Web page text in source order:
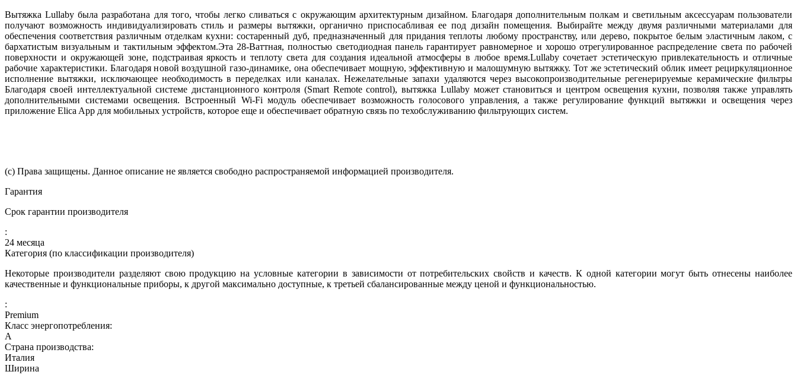
Вытяжка Lullaby была разработана для того, чтобы легко сливаться с окружающим архитектурным дизайном. Благодаря дополнительным полкам и светильным аксессуарам пользователи
получают возможность индивидуализировать стиль и размеры вытяжки, органично приспосабливая ее под дизайн помещения. Выбирайте между двумя различными материалами для
обеспечения соответствия различным отделкам кухни: состаренный дуб, предназначенный для придания теплоты любому пространству, или дерево, покрытое белым эластичным лаком, с
бархатистым визуальным и тактильным эффектом.Эта 28-Ваттная, полностью светодиодная панель гарантирует равномерное и хорошо отрегулированное распределение света по рабочей
поверхности и окружающей зоне, подстраивая яркость и теплоту света для создания идеальной атмосферы в любое время.Lullaby сочетает эстетическую привлекательность и отличные
рабочие характеристики. Благодаря новой воздушной газо-динамике, она обеспечивает мощную, эффективную и малошумную вытяжку. Тот же эстетический облик имеет рециркуляционное
исполнение вытяжки, исключающее необходимость в переделках или каналах. Нежелательные запахи удаляются через высокопроизводительные регенерируемые керамические фильтры
Благодаря своей интеллектуальной системе дистанционного контроля (Smart Remote control), вытяжка Lullaby может становиться и центром освещения кухни, позволяя также управлять
дополнительными системами освещения. Встроенный Wi-Fi модуль обеспечивает возможность голосового управления, а также регулирование функций вытяжки и освещения через
приложение Elica App для мобильных устройств, которое еще и обеспечивает обратную связь по техобслуживанию фильтрующих систем.
(c) Права защищены. Данное описание не является свободно распространяемой информацией производителя.
Гарантия
Срок гарантии производителя
:
24 месяца
Категория (по классификации производителя)
Некоторые производители разделяют свою продукцию на условные категории в зависимости от потребительских свойств и качеств. К одной категории могут быть отнесены наиболее
качественные и функциональные приборы, к другой максимально доступные, к третьей сбалансированные между ценой и функциональностью.
:
Premium
Класс энергопотребления:
A
Страна производства:
Италия
Ширина